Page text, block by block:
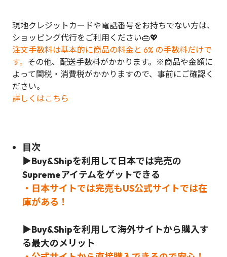
現地クレジットカードや電話番号をお持ちでない方は、
ショッピング代行をご利用ください👜💖
注文手数料は基本的に商品の料金と 6% の手数料だけで
す。 その他、配送手数料がかかります。※商品や金額に
よって関税・消費税がかかりますので、事前にご確認く
ださい。
詳しくはこちら
目次
▶Buy&Shipを利用して日本では完売の
Supremeアイテムをゲットできる
・日本サイトでは完売もUS公式サイトでは在
庫がある！
▶Buy&Shipを利用して海外サイトから購入す
る最大のメリット